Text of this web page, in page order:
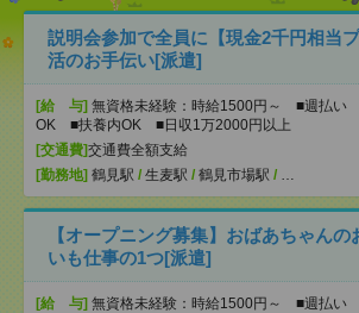
説明会参加で全員に【現金2千円相当
活のお手伝い[派遣]
[給 与] 無資格未経験：時給1500円～ ■週払い
OK ■扶養内OK ■日収1万2000円以上
[交通費]交通費全額支給
[勤務地] 鶴見駅 / 生麦駅 / 鶴見市場駅 / …
【オープニング募集】おばあちゃんの
いも仕事の1つ[派遣]
[給 与] 無資格未経験：時給1500円～ ■週払い